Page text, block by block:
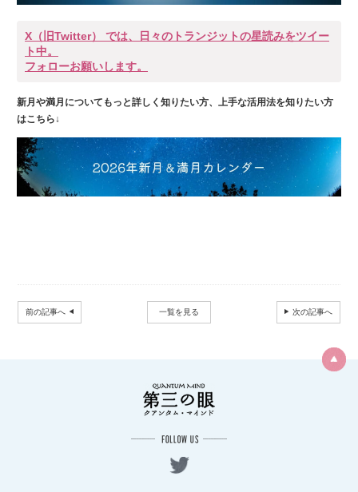
X（旧Twitter） では、日々のトランジットの星読みをツイー
ト中。
フォローお願いします。
新月や満月についてもっと詳しく知りたい方、上手な活用法を知りたい方
はこちら↓
前の記事へ 一覧を見る 次の記事へ